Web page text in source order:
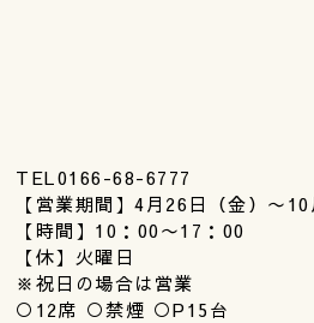
TEL0166-68-6777
【営業期間】4月26日（金）〜10
【時間】10：00〜17：00
【休】火曜日
※祝日の場合は営業
○12席 ○禁煙 ○P15台